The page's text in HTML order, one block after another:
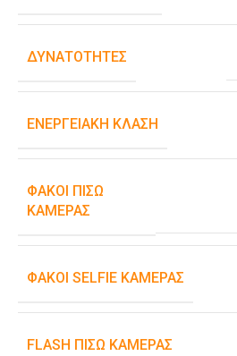
ΔΥΝΑΤΌΤΗΤΕΣ
ΕΝΕΡΓΕΙΑΚΉ ΚΛΆΣΗ
ΦΑΚΟΊ ΠΊΣΩ
ΚΆΜΕΡΑΣ
ΦΑΚΟΊ SELFIE ΚΆΜΕΡΑΣ
FLASH ΠΊΣΩ ΚΆΜΕΡΑΣ